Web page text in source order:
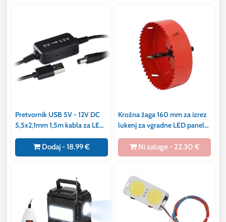
Pretvornik USB 5V - 12V DC
5,5x2,1mm 1,5m kabla za LED
Dodaj - 18.99 €
Krožna žaga 160 mm za izrez
lukenj za vgradne LED panele
Ni zaloge - 22.30 €